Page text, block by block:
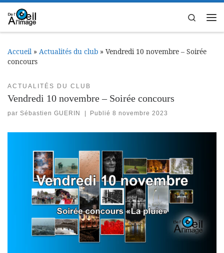
Passer au contenu
Search
Accueil » Actualités du club » Vendredi 10 novembre – Soirée
concours
ACTUALITÉS DU CLUB
Vendredi 10 novembre – Soirée concours
par Sébastien GUERIN Publié8 novembre 2023